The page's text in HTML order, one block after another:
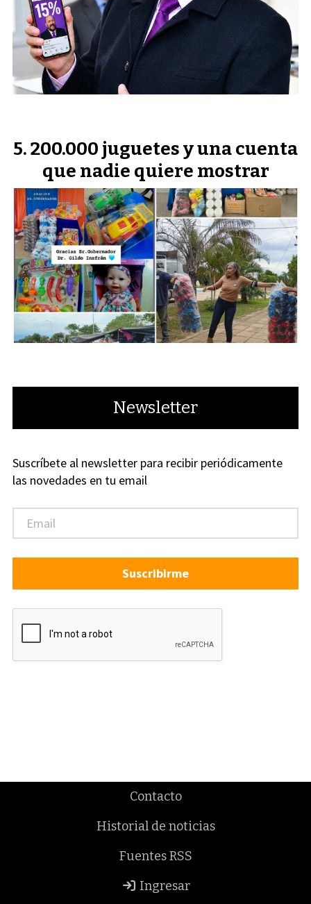
200.000 juguetes y una cuenta
que nadie quiere mostrar
Newsletter
Suscríbete al newsletter para recibir periódicamente
las novedades en tu email
Suscribirme
Contacto
Historial de noticias
Fuentes RSS
Ingresar